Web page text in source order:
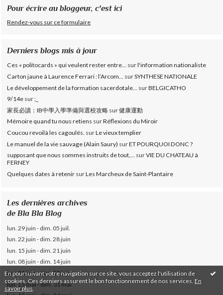
En poursuivant votre navigation sur ce site, vous acceptez l'utilisation de
cookies. Ces derniers assurent le bon fonctionnement de nos services. En
savoir plus.
Pour écrire au bloggeur, c'est ici
Rendez-vous sur ce formulaire
Derniers blogs mis à jour
Ces « politocards » qui veulent rester entre... surl'information nationaliste
Carton jaune à Laurence Ferrari : l’Arcom...
surSYNTHESE NATIONALE
Le développement de la formation sacerdotale...
surBELGICATHO
9/14e sur;_
家長必讀：IB中學入學準備與選校攻略 sur健康運動
Mémoire quand tu nous retiens surRéflexions du Miroir
Coucou revoilà les cagoulés. surLe vieux templier
Le manuel de la vie sauvage (Alain Saury) surET POURQUOI DONC ?
supposant que nous sommes instruits de tout,... surVIE DU CHATEAU à
FERNEY
Quelques dates à retenir surLes Marcheux de Saint-Plantaire
Les dernières archives
de Bla Bla Blog
lun. 29 juin - dim. 05 juil.
lun. 22 juin - dim. 28 juin
lun. 15 juin - dim. 21 juin
lun. 08 juin - dim. 14 juin
lun. 01 juin - dim. 07 juin
lun. 25 mai - dim. 31 mai